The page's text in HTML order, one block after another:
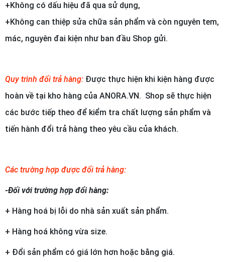
+Không có dấu hiệu đã qua sử dụng,
+Không can thiệp sửa chữa sản phẩm và còn nguyên tem,
mác, nguyên đai kiện như ban đầu Shop gửi.
Quy trình đổi trả hàng: Được thực hiện khi kiện hàng được
hoàn về tại kho hàng của ANORA.VN. Shop sẽ thực hiện
các bước tiếp theo để kiểm tra chất lượng sản phẩm và
tiến hành đổi trả hàng theo yêu cầu của khách.
Các trường hợp được đổi trả hàng:
-Đối với trường hợp đổi hàng:
+ Hàng hoá bị lỗi do nhà sản xuất sản phẩm.
+ Hàng hoá không vừa size.
+ Đổi sản phẩm có giá lớn hơn hoặc bằng giá.